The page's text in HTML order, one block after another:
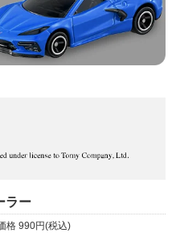
ラー
格 990円(税込)